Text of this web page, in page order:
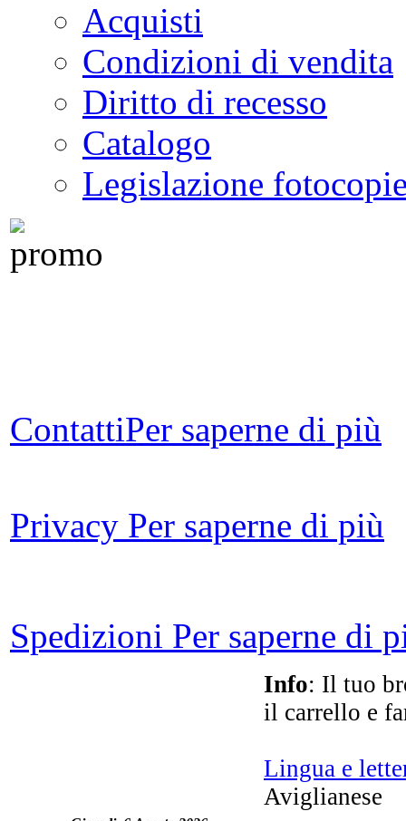
Acquisti
Condizioni di vendita
Diritto di recesso
Catalogo
Legislazione
ContattiPer saperne di più
Privacy Per saperne di più
Spedizioni Per saperne di
Info: Il tuo
il carrello e
Lingua e
Aviglianese